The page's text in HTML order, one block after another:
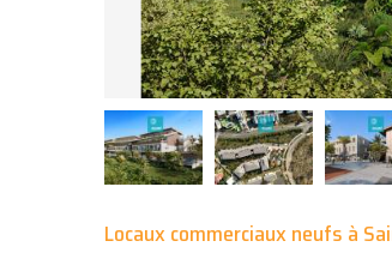
Locaux commerciaux neufs à